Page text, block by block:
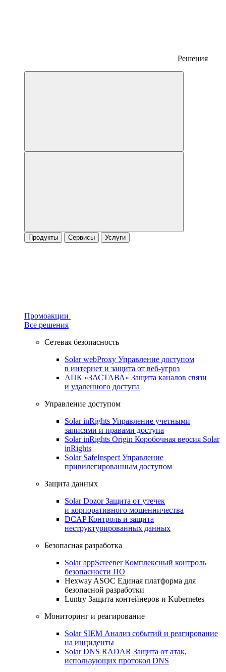
Решения
Продукты Сервисы Услуги
Промоакции
Все решения
Сетевая безопасность
Solar webProxy Управление доступом
в интернет и защита от веб-угроз
АПК «ЗАСТАВА» Защита каналов связи
и удаленного доступа
Управление доступом
Solar inRights Управление учетными
записями и правами доступа
Solar inRights Origin Коробочная версия Solar
inRights
Solar SafeInspect Управление
привилегированным доступом
Защита данных
Solar DozorЗащита от утечек
и корпоративного мошенничества
DCAPКонтроль и защита
неструктурированных данных
Безопасная разработка
Solar appScreenerКомплексный контроль
безопасности ПО
Hexway ASOC Единая платформа для
безопасной разработки
Luntry Защита контейнеров и Kubernetes
Мониторинг и реагирование
Solar SIEM Анализ событий и реагирование
на инциденты
Solar DNS RADAR Защита от атак,
использующих протокол DNS